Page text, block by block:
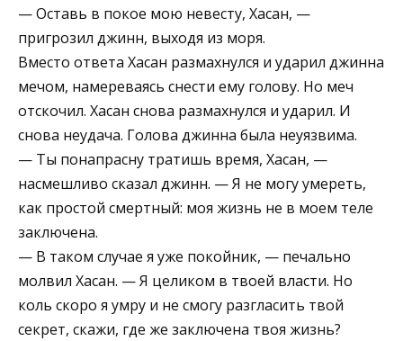
— Оставь в покое мою невесту, Хасан, —
пригрозил джинн, выходя из моря.
Вместо ответа Хасан размахнулся и ударил джинна
мечом, намереваясь снести ему голову. Но меч
отскочил. Хасан снова размахнулся и ударил. И
снова неудача. Голова джинна была неуязвима.
— Ты понапрасну тратишь время, Хасан, —
насмешливо сказал джинн. — Я не могу умереть,
как простой смертный: моя жизнь не в моем теле
заключена.
— В таком случае я уже покойник, — печально
молвил Хасан. — Я целиком в твоей власти. Но
коль скоро я умру и не смогу разгласить твой
секрет, скажи, где же заключена твоя жизнь?